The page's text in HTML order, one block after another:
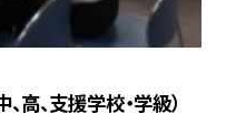
高、支援学校・学級）